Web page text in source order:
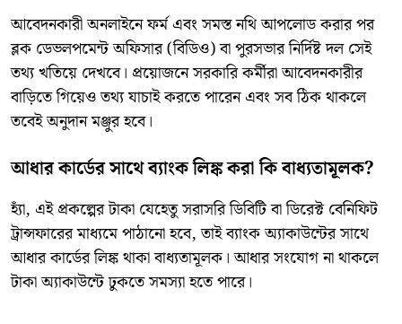
​আবেদনকারী অনলাইনে ফর্ম এবং সমস্ত নথি আপলোড করার পর
ব্লক ডেভলপমেন্ট অফিসার (বিডিও) বা পুরসভার নির্দিষ্ট দল সেই
তথ্য খতিয়ে দেখবে। প্রয়োজনে সরকারি কর্মীরা আবেদনকারীর
বাড়িতে গিয়েও তথ্য যাচাই করতে পারেন এবং সব ঠিক থাকলে
তবেই অনুদান মঞ্জুর হবে।
​আধার কার্ডের সাথে ব্যাংক লিঙ্ক করা কি বাধ্যতামূলক?
​হ্যাঁ, এই প্রকল্পের টাকা যেহেতু সরাসরি ডিবিটি বা ডিরেক্ট বেনিফিট
ট্রান্সফারের মাধ্যমে পাঠানো হবে, তাই ব্যাংক অ্যাকাউন্টের সাথে
আধার কার্ডের লিঙ্ক থাকা বাধ্যতামূলক। আধার সংযোগ না থাকলে
টাকা অ্যাকাউন্টে ঢুকতে সমস্যা হতে পারে।